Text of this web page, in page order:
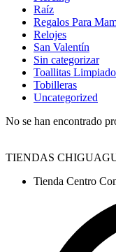
Raíz
Regalos Para
Relojes
San Valentín
Sin categorizar
Toallitas
Tobilleras
Uncategorized
No se han encontrado
TIENDAS
Tienda Centro